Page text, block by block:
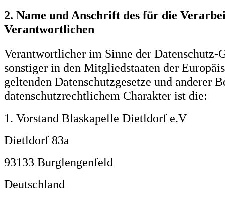
2. Name und Anschrift des für die
Verantwortlichen
Verantwortlicher im Sinne der Datenschutz-
sonstiger in den Mitgliedstaaten der
geltenden Datenschutzgesetze und anderer
datenschutzrechtlichem Charakter ist die:
1. Vorstand Blaskapelle Dietldorf e.V
Dietldorf 83a
93133 Burglengenfeld
Deutschland